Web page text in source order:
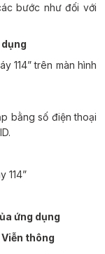
bước như đối với
114” trên màn hình
bằng số điện thoại
114”
ứng dụng
thông